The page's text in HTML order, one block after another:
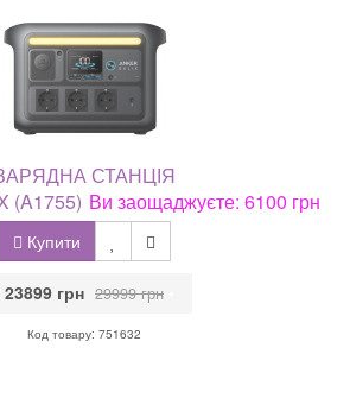
СТАНЦІЯ
(A1755) Ви заощаджуєте: 6100 грн
Купити
23899 грн 29999 грн
Код товару: 751632